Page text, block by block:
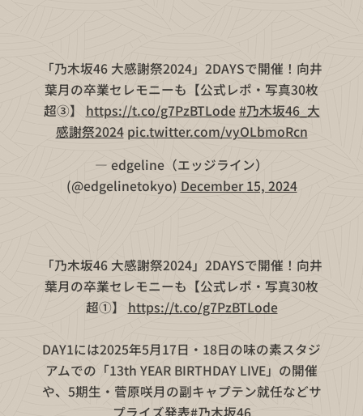
「乃木坂46 大感謝祭2024」2DAYSで開催！向井
葉月の卒業セレモニーも【公式レポ・写真30枚
超③】 https://t.co/g7PzBTLode#乃木坂46_大
感謝祭2024 pic.twitter.com/vyOLbmoRcn
— edgeline（エッジライン）
(@edgelinetokyo) December 15, 2024
「乃木坂46 大感謝祭2024」2DAYSで開催！向井
葉月の卒業セレモニーも【公式レポ・写真30枚
超①】 https://t.co/g7PzBTLode
DAY1には2025年5月17日・18日の味の素スタジ
アムでの「13th YEAR BIRTHDAY LIVE」の開催
や、5期生・菅原咲月の副キャプテン就任などサ
プライズ発表#乃木坂46